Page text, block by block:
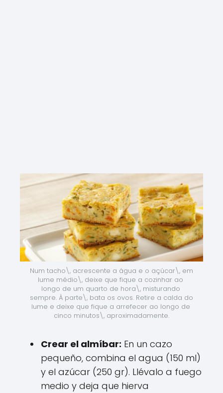
Num tacho\, acrescente a água e o açúcar\, em
lume médio\, deixe que fique a cozinhar ao
longo de um quarto de hora\, misturando
sempre. À parte\, bata os ovos. Retire a calda do
lume e deixe que fique a arrefecer ao longo de
cinco minutos\, aproximadamente.
Crear el almíbar: En un cazo
pequeño, combina el agua (150 ml)
y el azúcar (250 gr). Llévalo a fuego
medio y deja que hierva